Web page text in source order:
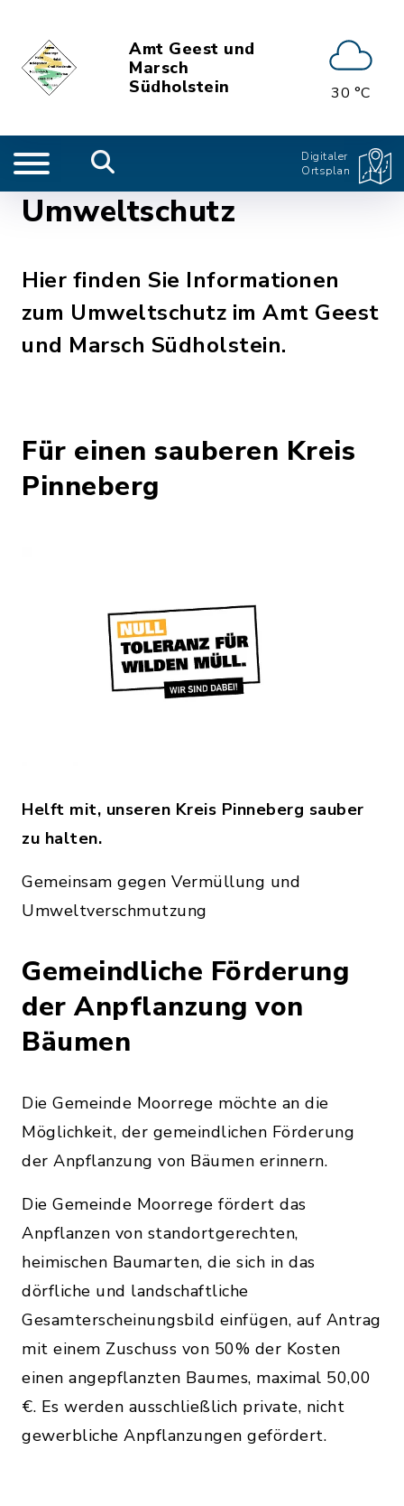
Amt Geest und
Marsch
Südholstein
30 °C
Digitaler
Ortsplan
Umweltschutz
Hier finden Sie Informationen
zum Umweltschutz im Amt Geest
und Marsch Südholstein.
Für einen sauberen Kreis
Pinneberg
Helft mit, unseren Kreis Pinneberg sauber
zu halten.
Gemeinsam gegen Vermüllung und
Umweltverschmutzung
Gemeindliche Förderung
der Anpflanzung von
Bäumen
Die Gemeinde Moorrege möchte an die
Möglichkeit, der gemeindlichen Förderung
der Anpflanzung von Bäumen erinnern.
Die Gemeinde Moorrege fördert das
Anpflanzen von standortgerechten,
heimischen Baumarten, die sich in das
dörfliche und landschaftliche
Gesamterscheinungsbild einfügen, auf Antrag
mit einem Zuschuss von 50% der Kosten
einen angepflanzten Baumes, maximal 50,00
€. Es werden ausschließlich private, nicht
gewerbliche Anpflanzungen gefördert.